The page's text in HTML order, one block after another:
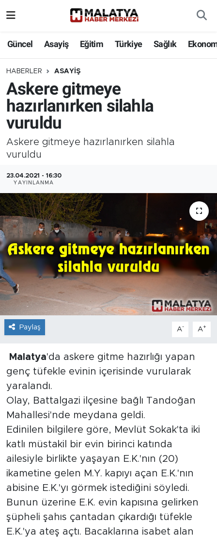
Güncel Asayiş Eğitim Türkiye Sağlık
HABERLER ASAYIŞ
Askere gitmeye
hazırlanırken silahla
vuruldu
Askere gitmeye hazırlanırken silahla
vuruldu
23.04.2021 - 16:30
YAYINLANMA
Paylaş A- A+
Malatya'da askere gitme hazırlığı yapan
genç tüfekle evinin içerisinde vurularak
yaralandı.
Olay, Battalgazi ilçesine bağlı Tandoğan
Mahallesi'nde meydana geldi.
Edinilen bilgilere göre, Mevlüt Sokak'ta iki
katlı müstakil bir evin birinci katında
ailesiyle birlikte yaşayan E.K.'nın (20)
ikametine gelen M.Y. kapıyı açan E.K.'nın
abisine E.K.'yı görmek istediğini söyledi.
Bunun üzerine E.K. evin kapısına gelirken
şüpheli şahıs çantadan çıkardığı tüfekle
E.K.'ya ateş açtı. Bacaklarına isabet alan
Eğitim
Türkiye
Sağlık
Güncel
Kültür
Teknoloji
İş İlanları
Dünya
Yazıhan
Kuluncak
Yeşilyurt
Akçadağ
Doğanyol
Arapgir
Arguvan
Battalgazi
Darende
Doğanşehir